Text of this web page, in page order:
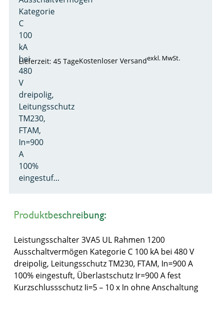
Kategorie
C
100
kA
bei
480
V
dreipolig,
Leitungsschutz
TM230,
FTAM,
In=900
A
100%
eingestuf…
Lieferzeit: 45 TageKostenloser Versandexkl. MwSt.
Produktbeschreibung:
Leistungsschalter 3VA5 UL Rahmen 1200
Ausschaltvermögen Kategorie C 100 kA bei 480 V
dreipolig, Leitungsschutz TM230, FTAM, In=900 A
100% eingestuft, Überlastschutz Ir=900 A fest
Kurzschlussschutz Ii=5 – 10 x In ohne Anschaltung